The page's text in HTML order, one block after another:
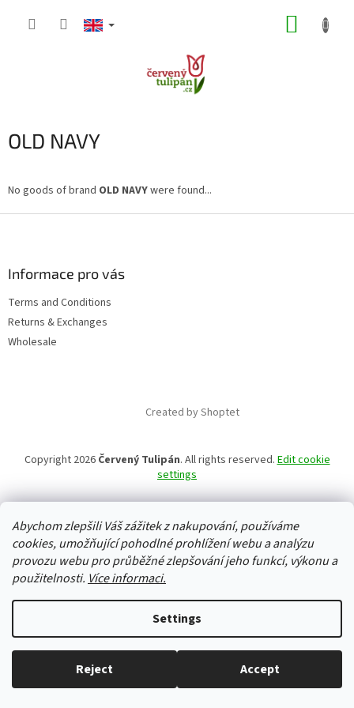
Abychom zlepšili Váš zážitek z nakupování, používáme
cookies, umožňující pohodlné prohlížení webu a analýzu
provozu webu pro průběžné zlepšování jeho funkcí, výkonu a
použitelnosti. Více informaci.
Settings
Reject Accept
Everything in stock, we ship every working day.
OLD NAVY
No goods of brand OLD NAVYwere found...
Informace pro vás
Terms and Conditions
Returns & Exchanges
Wholesale
Created by Shoptet
Copyright 2026 Červený Tulipán. All rights reserved.Edit cookie
settings